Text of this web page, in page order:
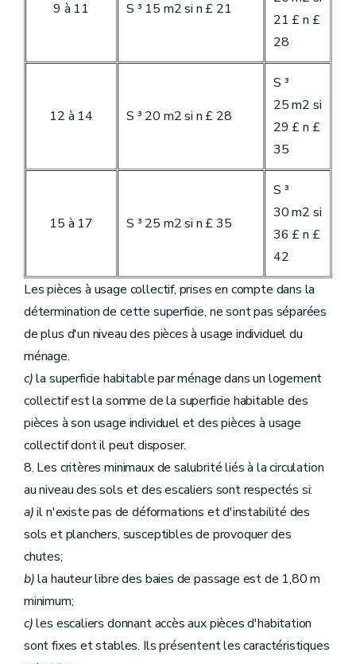
9 à 11 S ³ 15 m2 si n £ 21
21 £ n £
28
12 à 14 S ³ 20 m2 si n £ 28
S ³
25 m2 si
29 £ n £
35
15 à 17 S ³ 25 m2 si n £ 35
S ³
30 m2 si
36 £ n £
42
Les pièces à usage collectif, prises en compte dans la
détermination de cette superficie, ne sont pas séparées
de plus d'un niveau des pièces à usage individuel du
ménage.
c)la superficie habitable par ménage dans un logement
collectif est la somme de la superficie habitable des
pièces à son usage individuel et des pièces à usage
collectif dont il peut disposer.
8. Les critères minimaux de salubrité liés à la circulation
au niveau des sols et des escaliers sont respectés si:
a)il n'existe pas de déformations et d'instabilité des
sols et planchers, susceptibles de provoquer des
chutes;
b)la hauteur libre des baies de passage est de 1,80 m
minimum;
c)les escaliers donnant accès aux pièces d'habitation
sont fixes et stables. Ils présentent les caractéristiques